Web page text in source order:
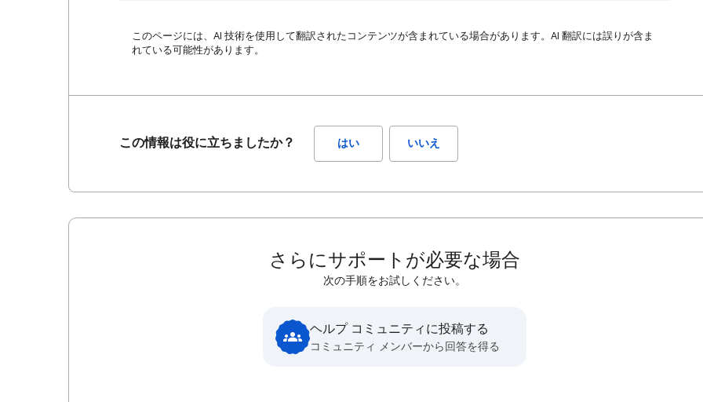
このページには、AI 技術を使用して翻訳されたコンテンツが含まれている場合があります。AI 翻訳には誤りが含ま
れている可能性があります。
この情報は役に立ちましたか？ はい いいえ
さらにサポートが必要な場合
次の手順をお試しください。
ヘルプ コミュニティに投稿する
コミュニティ メンバーから回答を得る